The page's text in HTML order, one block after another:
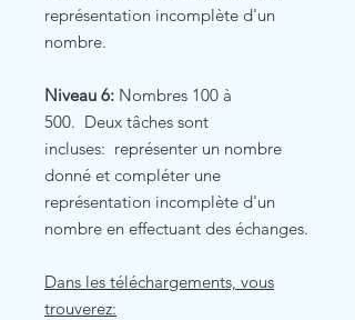
représentation incomplète d'un
nombre.
Niveau 6: Nombres 100 à
500. Deux tâches sont
incluses: représenter un nombre
donné et compléter une
représentation incomplète d'un
nombre en effectuant des échanges.
Dans les téléchargements, vous
trouverez: